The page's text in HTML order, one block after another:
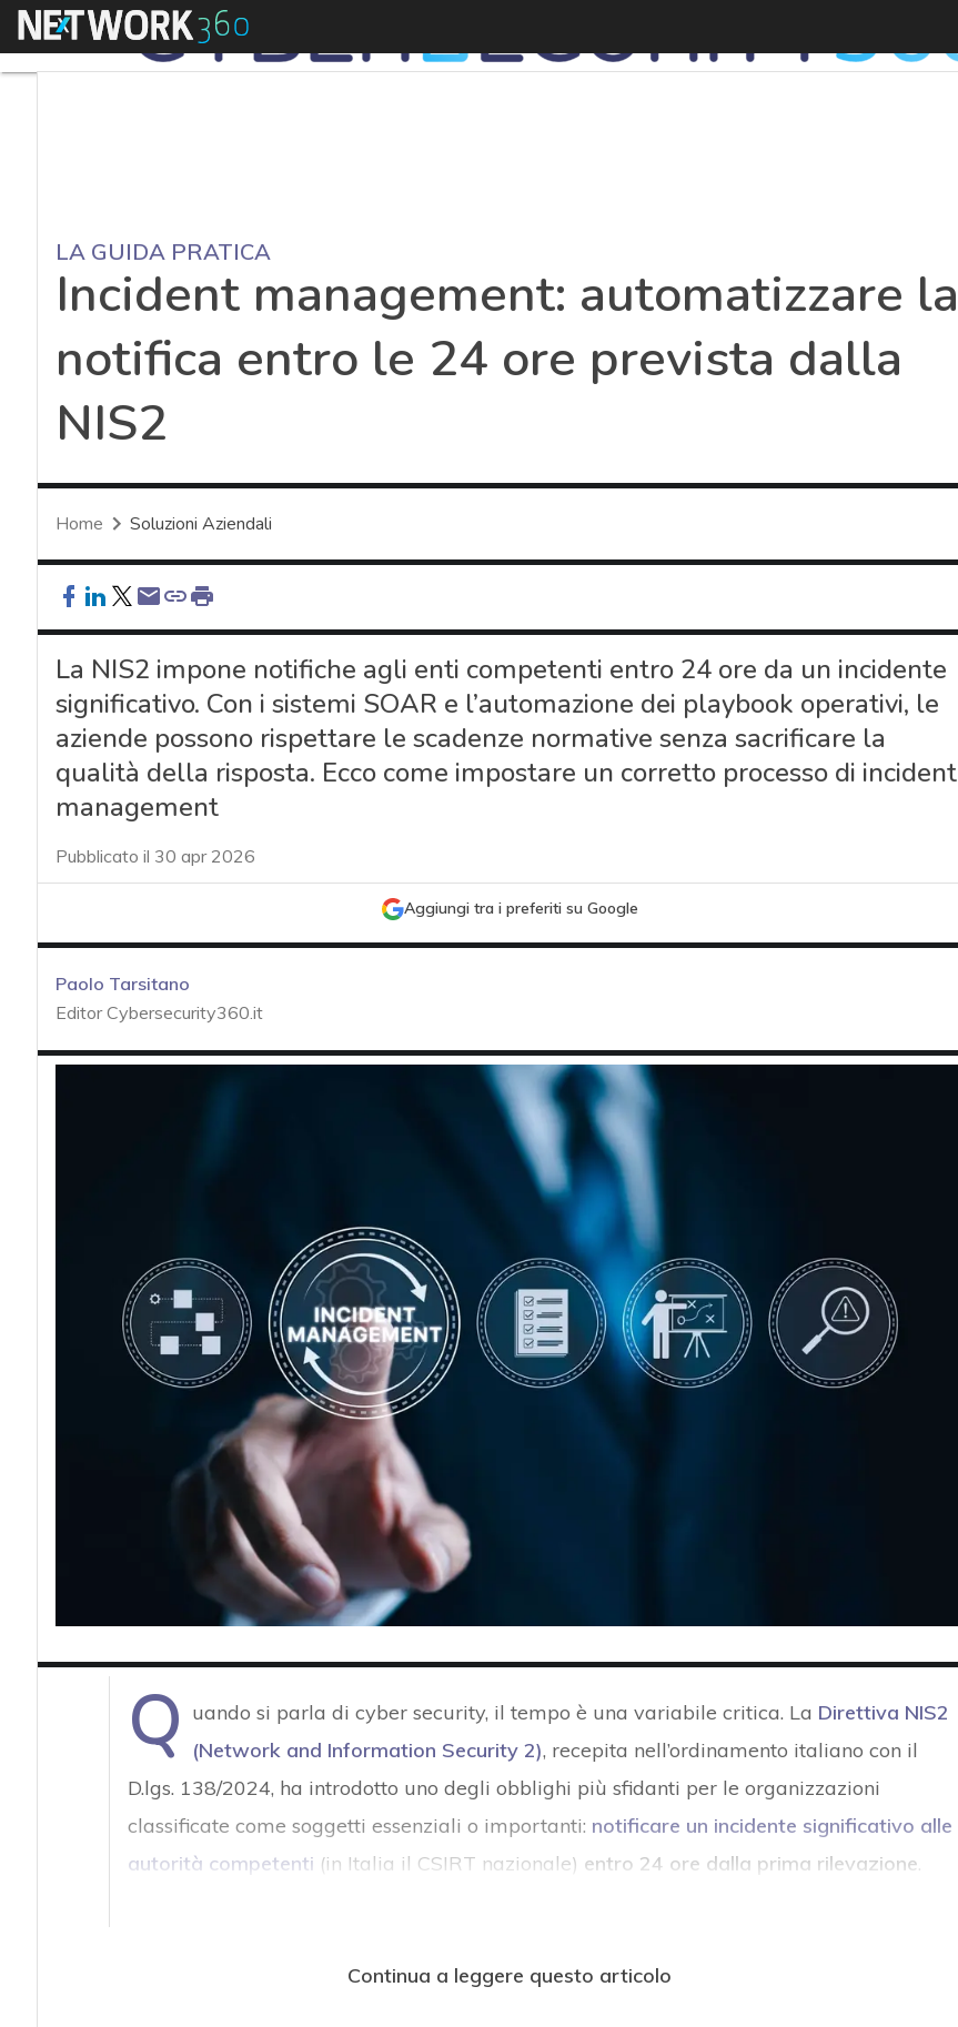
Menu
LA GUIDA PRATICA
Incident management: automatizzare la
notifica entro le 24 ore prevista dalla
NIS2
Home Soluzioni Aziendali
La NIS2 impone notifiche agli enti competenti entro 24 ore da un incidente
significativo. Con i sistemi SOAR e l’automazione dei playbook operativi, le
aziende possono rispettare le scadenze normative senza sacrificare la
qualità della risposta. Ecco come impostare un corretto processo di incident
management
Pubblicato il 30 apr 2026
Aggiungi tra i preferiti su Google
Paolo Tarsitano
Editor Cybersecurity360.it
Q uando si parla di cyber security, il tempo è una variabile critica. La Direttiva NIS2
(Network and Information Security 2), recepita nell’ordinamento italiano con il
D.lgs. 138/2024, ha introdotto uno degli obblighi più sfidanti per le organizzazioni
classificate come soggetti essenziali o importanti: notificare un incidente significativo alle
autorità competenti (in Italia il CSIRT nazionale) entro 24 ore dalla prima rilevazione.
Continua a leggere questo articolo
A
Applicazioni